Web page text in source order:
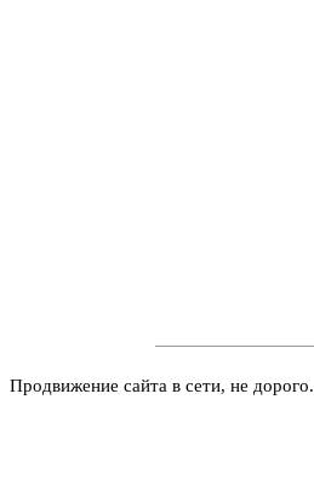
Продвижение сайта в сети, не дорого.